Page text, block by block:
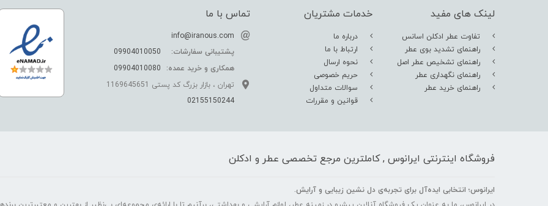
لینک های مفید
تفاوت عطر ادکلن اسانس
راهنمای تشدید بوی عطر
راهنمای تشخیص عطر اصل
راهنمای نگهداری عطر
راهنمای خرید عطر
خدمات مشتریان
درباره ما
ارتباط با ما
نحوه ارسال
حریم خصوصی
سوالات متداول
قوانین و مقررات
تماس با ما
info@iranous.com
پشتیبانی سفارشات:
09904010050
همکاری و خرید عمده:
09904010080
تهران ، بازار بزرگ کد پستی 1169645651
02155150244
فروشگاه اینترنتی ایرانوس , کاملترین مرجع تخصصی عطر و ادکلن
ایرانوس؛ انتخابی ایده‌آل برای تجربه‌ی دل‌ نشین زیبایی و آرایش.